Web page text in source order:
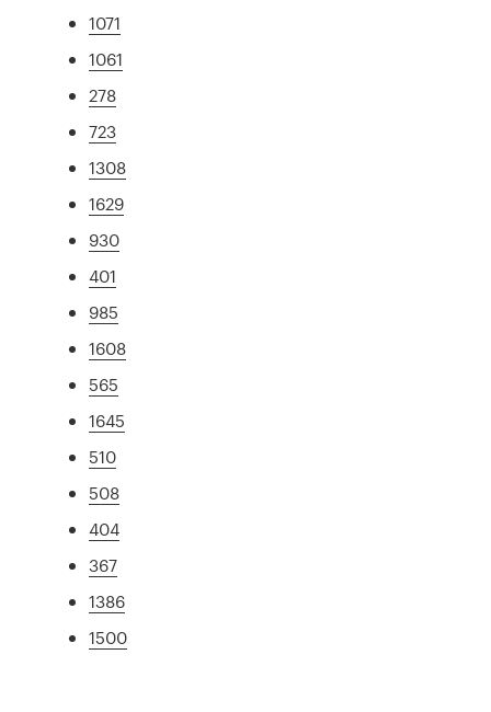
1071
1061
278
723
1308
1629
930
401
985
1608
565
1645
510
508
404
367
1386
1500